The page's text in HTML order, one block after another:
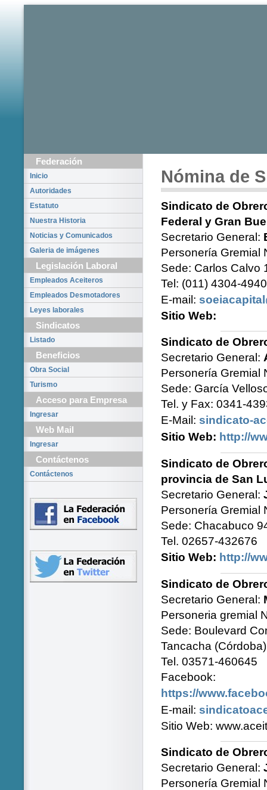
Federación
Inicio
Autoridades
Estatuto
Nuestra Historia
Noticias y Comunicados
Galeria de imágenes
Legislación Laboral
Empleados Aceiteros
Empleados Desmotadores
Leyes laborales
Sindicatos
Listado
Beneficios
Obra Social
Turismo
Acceso para Empresa
Ingresar
Web Mail
Ingresar
Contáctenos
Contáctenos
Nómina de
Sindicato de
Federal y Gran
Secretario General:
Personería Gremial
Sede: Carlos Calvo
Tel: (011) 4304-
E-mail:
Sitio Web:
Sindicato de
Secretario General:
Personería Gremial
Sede: García
Tel. y Fax: 0341-
E-Mail: sindicato-
Sitio Web: http://
Sindicato de
provincia de San
Secretario General:
Personería Gremial
Sede: Chacabuco
Tel. 02657-432676
Sitio Web: http://
Sindicato de
Secretario General:
Personeria gremial
Sede: Boulevard
Tancacha (Córdoba)
Tel. 03571-460645
Facebook:
https://
E-mail:
Sitio Web:
Sindicato de
Secretario General:
Personería Gremial